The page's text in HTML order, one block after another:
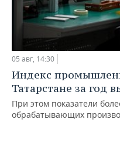
05 авг, 14:30
Индекс
Татарстане за год
При этом показатели
обрабатывающих